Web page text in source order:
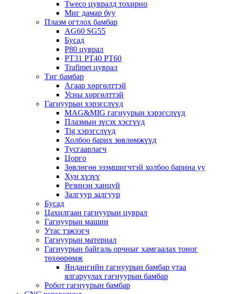
Tweco цувралд тохирно
Миг дамар буу
Плазм огтлох бамбар
AG60 SG55
Бусад
P80 цуврал
PT31 PT40 PT60
Trafimet цуврал
Тиг бамбар
Агаар хөргөлттэй
Усны хөргөлттэй
Гагнуурын хэрэгслүүд
MAG&MIG гагнуурын хэрэгслүүд
Плазмын зүсэх хэсгүүд
Tig хэрэгслүүд
Холбоо барих зөвлөмжүүд
Тусгаарлагч
Цорго
Зөвлөгөө эзэмшигчтэй холбоо барина уу
Хун хүзүү
Резинэн ханцуй
Залгуур залгуур
Бусад
Цахилгаан гагнуурын цуврал
Гагнуурын машин
Утас тэжээгч
Гагнуурын материал
Гагнуурын байгаль орчныг хамгаалах тоног
төхөөрөмж
Яндангийн гагнуурын бамбар утаа
ялгаруулах гагнуурын бамбар
Робот гагнуурын бамбар